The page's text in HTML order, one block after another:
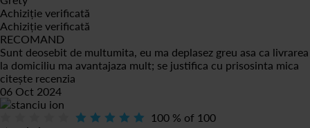
Achiziție verificată
Achiziție verificată
RECOMAND
Sunt deosebit de multumita, eu ma deplasez greu asa ca livrarea
la domiciliu ma avantajaza mult; se justifica cu prisosinta mica
citește recenzia
06 Oct 2024
100 % of 100